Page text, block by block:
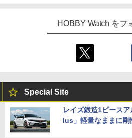
HOBBY Watch をフ
Special Site
レイズ鍛造1ピース
lus」軽量なままに剛